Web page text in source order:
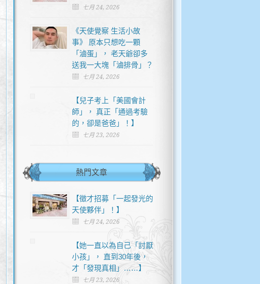
七月 24, 2026
《天使覺察 生活小故
事》 原本只想吃一顆
「滷蛋」， 老天爺卻多
送我一大塊「滷排骨」？
七月 24, 2026
【兒子考上「美國會計
師」， 真正「通過考驗
的，卻是爸爸」！】
七月 23, 2026
熱門文章
【徵才招募「一起發光的
天使夥伴」！】
七月 24, 2026
【她一直以為自己「討厭
小孩」， 直到30年後，
才「發現真相」……】
七月 23, 2026